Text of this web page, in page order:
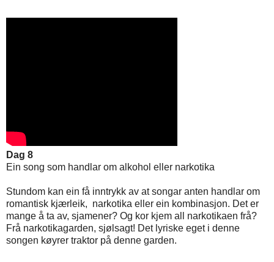
Dag 8
Ein song som handlar om alkohol eller narkotika
Stundom kan ein få inntrykk av at songar anten handlar om
romantisk kjærleik, narkotika eller ein kombinasjon. Det er
mange å ta av, sjamener? Og kor kjem all narkotikaen frå?
Frå narkotikagarden, sjølsagt! Det lyriske eget i denne
songen køyrer traktor på denne garden.